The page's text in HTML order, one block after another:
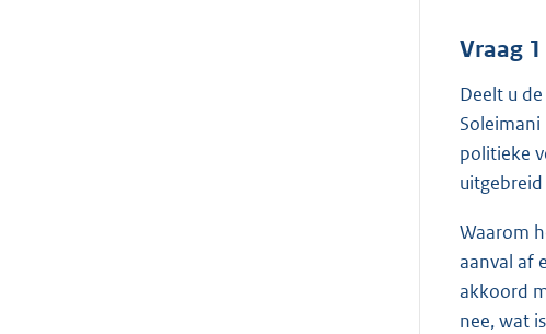
Vraag
Deelt u
politieke
Waarom
aanval af
akkoord
nee, wat